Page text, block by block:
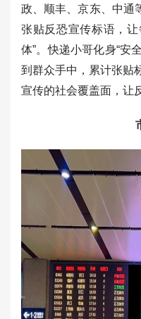
政、顺丰、京东、中通
张贴反恐宣传标语，
体”。快递小哥化身“安
到群众手中，累计张贴
宣传的社会覆盖面，让